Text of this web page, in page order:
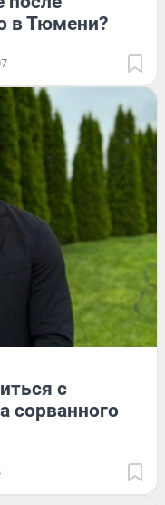
в Тюмени?
с
сорванного